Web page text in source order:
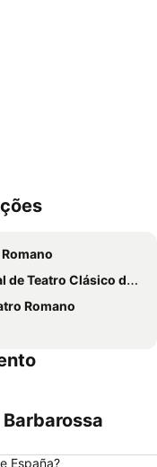
Teatro Clásico de Mérida
Romano
España?